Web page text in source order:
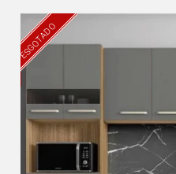
ESGOTADO